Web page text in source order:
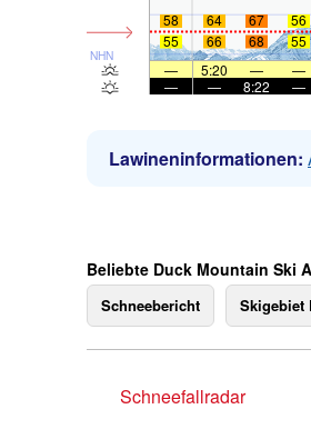
NHN
58 64 67 56
55
66 68 55
—
5:20 — —
—
— 8:22 —
Lawineninformationen:
Beliebte Duck Mountain Ski
Schneebericht Skigebiet
Schneefallradar